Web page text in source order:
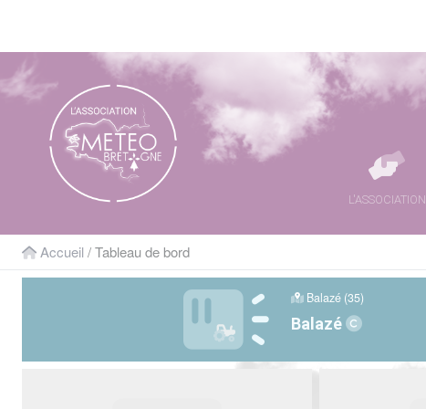
L'ASSOCIATION
Accueil / Tableau de bord
Balazé (35)
Balazé